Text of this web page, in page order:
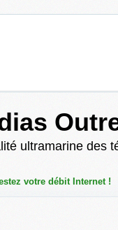
ultramarine des
votre débit Internet !